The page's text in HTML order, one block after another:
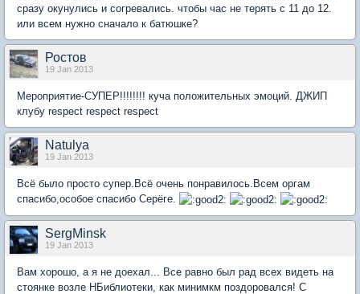
сразу окунулись и согревались. чтобы час не терять с 11 до 12.
или всем нужно сначало к батюшке?
Ростов
19 Jan 2013
Мероприятие-СУПЕР!!!!!!!! куча положительных эмоций. ДЖИП
клубу respect respect respect
Natulya
19 Jan 2013
Всё было просто супер.Всё очень понравилось.Всем оргам
спасибо,особое спасибо Серёге.
SergMinsk
19 Jan 2013
Вам хорошо, а я не доехал... Все равно был рад всех видеть на
стоянке возле НБиблиотеки, как минимкм поздоровался! С